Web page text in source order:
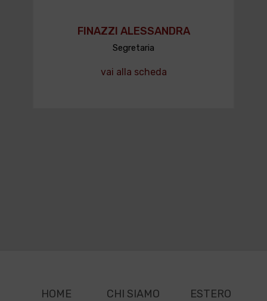
FINAZZI ALESSANDRA
Segretaria
vai alla scheda
HOME CHI SIAMO ESTERO